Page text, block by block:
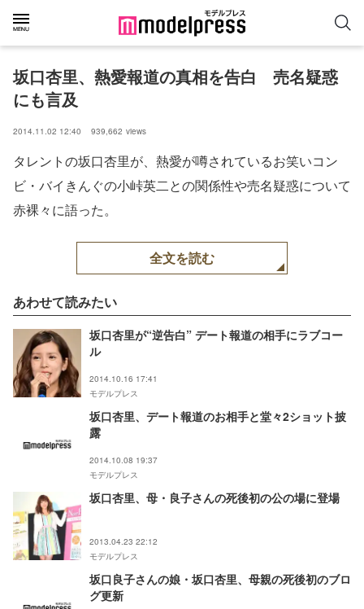
坂口杏里、熱愛報道の真相を告白　売名疑惑
にも言及
2014.11.02 12:40 939,662 views
タレントの坂口杏里が、熱愛が噂されているお笑いコン
ビ・バイきんぐの小峠英二との関係性や売名疑惑について
赤裸々に語った。
全文を読む
あわせて読みたい
坂口杏里が“逆告白” デート報道の相手にラブコー
ル
2014.10.16 17:41
モデルプレス
坂口杏里、デート報道のお相手と堂々2ショット披
露
2014.10.08 19:37
モデルプレス
坂口杏里、母・良子さんの死後初の公の場に登場
2013.04.23 22:12
モデルプレス
坂口良子さんの娘・坂口杏里、母親の死後初のブロ
グ更新